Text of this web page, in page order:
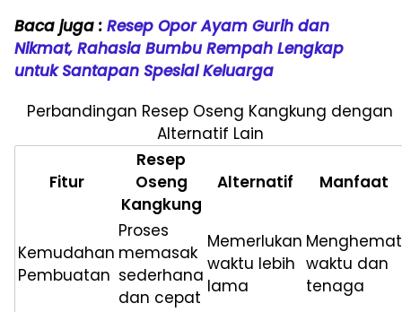
Baca juga : Resep Opor Ayam Gurih dan
Nikmat, Rahasia Bumbu Rempah Lengkap
untuk Santapan Spesial Keluarga
Perbandingan Resep Oseng Kangkung dengan
Alternatif Lain
Fitur
Resep
Oseng
Kangkung
Alternatif Manfaat
Kemudahan
Pembuatan
Proses
memasak
sederhana
dan cepat
Memerlukan
waktu lebih
lama
Menghemat
waktu dan
tenaga